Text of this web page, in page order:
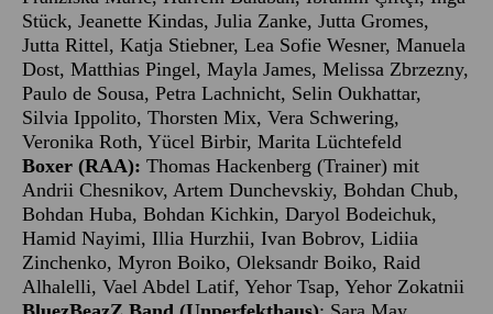
Stück, Jeanette Kindas, Julia Zanke, Jutta Gromes,
Jutta Rittel, Katja Stiebner, Lea Sofie Wesner, Manuela
Dost, Matthias Pingel, Mayla James, Melissa Zbrzezny,
Paulo de Sousa, Petra Lachnicht, Selin Oukhattar,
Silvia Ippolito, Thorsten Mix, Vera Schwering,
Veronika Roth, Yücel Birbir, Marita Lüchtefeld
Boxer (RAA): Thomas Hackenberg (Trainer) mit
Andrii Chesnikov, Artem Dunchevskiy, Bohdan Chub,
Bohdan Huba, Bohdan Kichkin, Daryol Bodeichuk,
Hamid Nayimi, Illia Hurzhii, Ivan Bobrov, Lidiia
Zinchenko, Myron Boiko, Oleksandr Boiko, Raid
Alhalelli, Vael Abdel Latif, Yehor Tsap, Yehor Zokatnii